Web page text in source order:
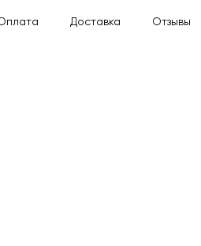
Доставка Отзывы